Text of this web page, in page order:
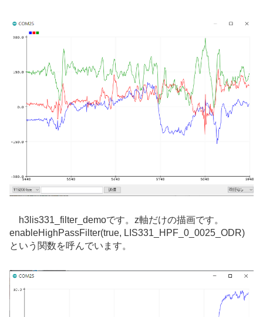
h3lis331_filter_demoです。z軸だけの描画です。
enableHighPassFilter(true, LIS331_HPF_0_0025_ODR)
という関数を呼んでいます。